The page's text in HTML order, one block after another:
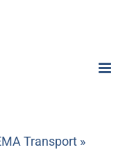
Transport »